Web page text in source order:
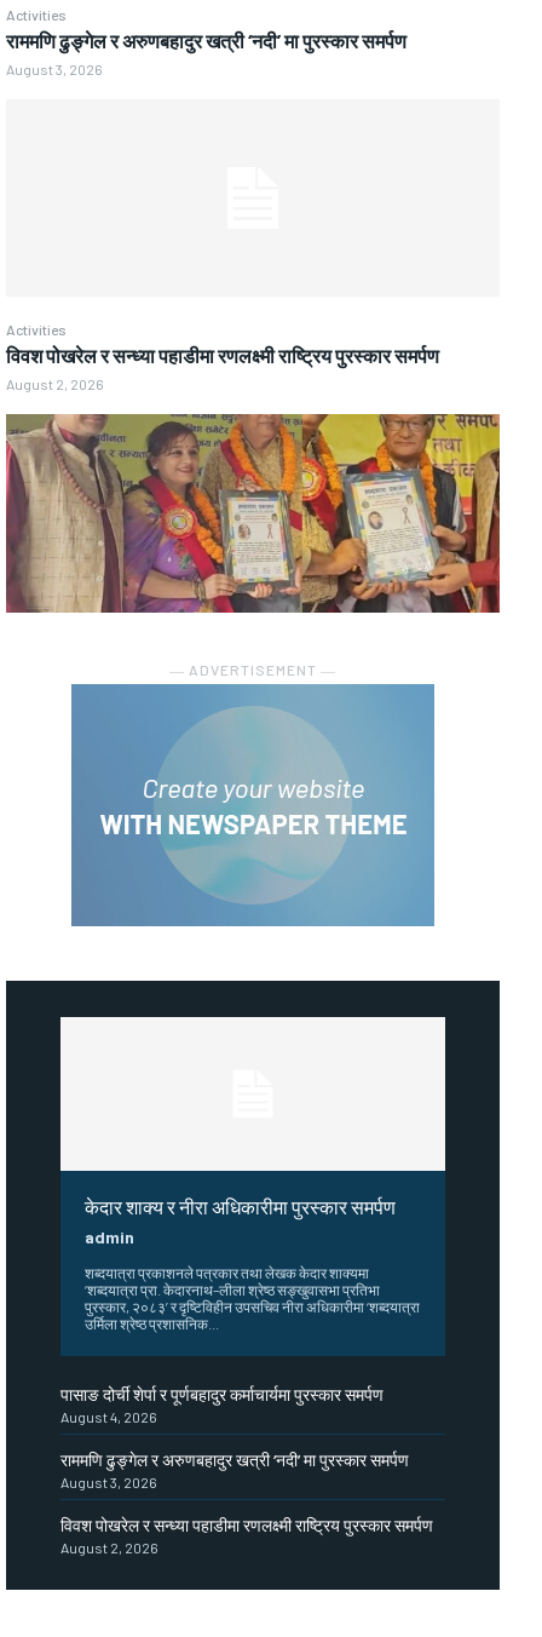
Activities
राममणि ढुङ्गेल र अरुणबहादुर खत्री ‘नदी’ मा पुरस्कार समर्पण
August 3, 2026
Activities
विवश पोखरेल र सन्ध्या पहाडीमा रणलक्ष्मी राष्ट्रिय पुरस्कार समर्पण
August 2, 2026
― ADVERTISEMENT ―
केदार शाक्य र नीरा अधिकारीमा पुरस्कार समर्पण
admin
शब्दयात्रा प्रकाशनले पत्रकार तथा लेखक केदार शाक्यमा
‘शब्दयात्रा प्रा. केदारनाथ–लीला श्रेष्ठ सङ्खुवासभा प्रतिभा
पुरस्कार, २०८३’ र दृष्टिविहीन उपसचिव नीरा अधिकारीमा ‘शब्दयात्रा
उर्मिला श्रेष्ठ प्रशासनिक...
पासाङ दोर्ची शेर्पा र पूर्णबहादुर कर्माचार्यमा पुरस्कार समर्पण
August 4, 2026
राममणि ढुङ्गेल र अरुणबहादुर खत्री ‘नदी’ मा पुरस्कार समर्पण
August 3, 2026
विवश पोखरेल र सन्ध्या पहाडीमा रणलक्ष्मी राष्ट्रिय पुरस्कार समर्पण
August 2, 2026